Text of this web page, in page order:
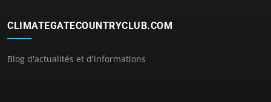
CLIMATEGATECOUNTRYCLUB.COM
Blog d'actualités et d'informations